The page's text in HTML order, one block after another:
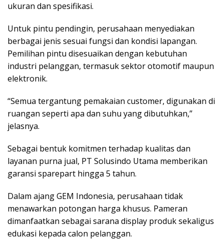
ukuran dan spesifikasi.
Untuk pintu pendingin, perusahaan menyediakan
berbagai jenis sesuai fungsi dan kondisi lapangan.
Pemilihan pintu disesuaikan dengan kebutuhan
industri pelanggan, termasuk sektor otomotif maupun
elektronik.
“Semua tergantung pemakaian customer, digunakan di
ruangan seperti apa dan suhu yang dibutuhkan,”
jelasnya.
Sebagai bentuk komitmen terhadap kualitas dan
layanan purna jual, PT Solusindo Utama memberikan
garansi sparepart hingga 5 tahun.
Dalam ajang GEM Indonesia, perusahaan tidak
menawarkan potongan harga khusus. Pameran
dimanfaatkan sebagai sarana display produk sekaligus
edukasi kepada calon pelanggan.